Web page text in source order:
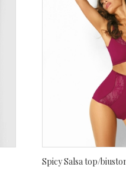
Spicy Salsa top/